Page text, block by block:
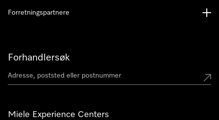
Forhandlersøk
Miele Experience Centers
Forretningspartnere